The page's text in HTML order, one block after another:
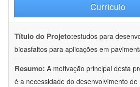
Currículo
Título do Projeto:estudos para
bioasfaltos para aplicações em
Resumo: A motivação principal desta
é a necessidade do desenvolvimento de